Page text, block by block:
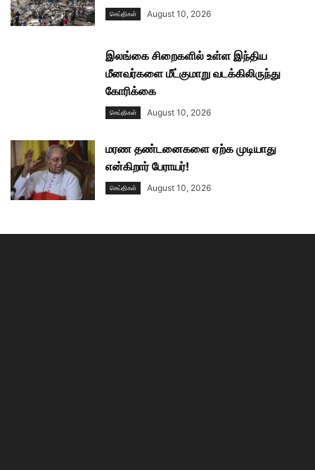
செய்திகள் August 10, 2026
இலங்கை சிறைகளில் உள்ள இந்திய
மீனவர்களை மீட்குமாறு வடக்கிலிருந்து
கோரிக்கை
செய்திகள் August 10, 2026
மரண தண்டனைகளை ஏற்க முடியாது
என்கிறார் பேராயர்!
செய்திகள் August 10, 2026